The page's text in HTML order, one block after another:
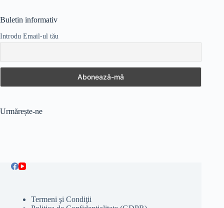
Buletin informativ
Introdu Email-ul tău
Urmărește-ne
Termeni şi Condiţii